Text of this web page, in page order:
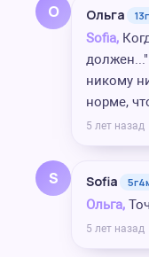
О Ольга
Sofia,
никому
норме,
5 лет назад
S Sofia
Ольга,
5 лет назад